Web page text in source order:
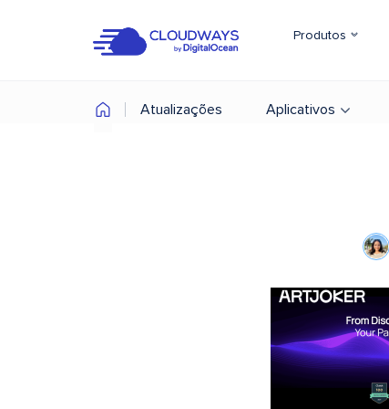
Produtos
Atualizações Aplicativos